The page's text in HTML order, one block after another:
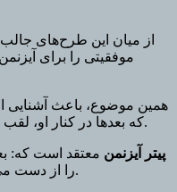
موفقیتی را برای
همین موضوع، باعث آشنایی
که بعدها در کنار او، لقب ۵ معمار بزرگ شهررا گرفتند.
پیتر آیزنمن معتقد است كه:
را از دست مي‌دهند و هرگز جزئی از تاريخ نمی‌شوند.